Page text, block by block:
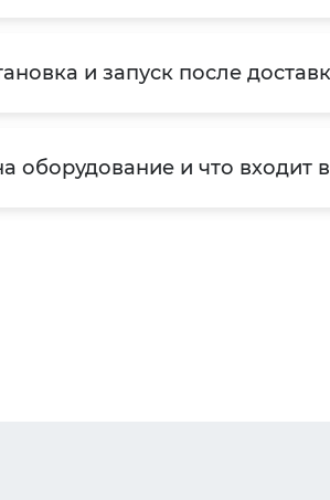
и запуск после
оборудование и что входит